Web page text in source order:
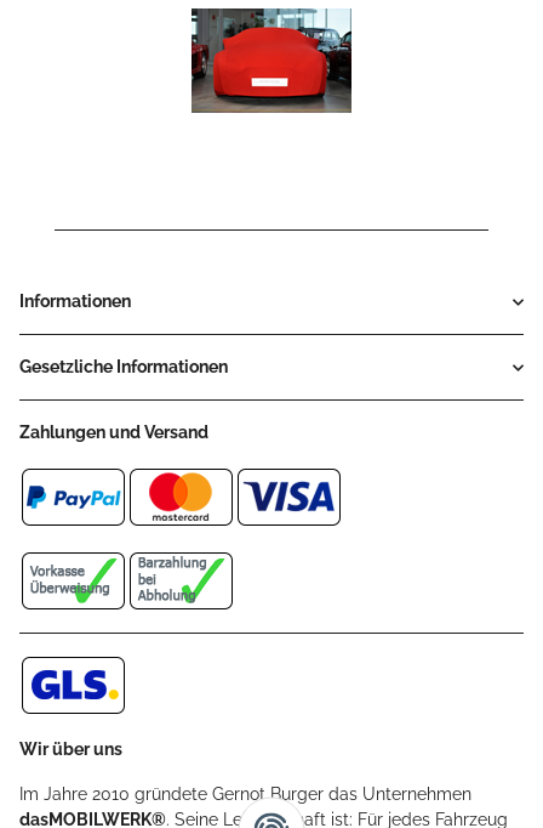
Informationen
Gesetzliche Informationen
Zahlungen und Versand
Wir über uns
Im Jahre 2010 gründete Gernot Burger das Unternehmen
dasMOBILWERK®. Seine Leidenschaft ist: Für jedes Fahrzeug